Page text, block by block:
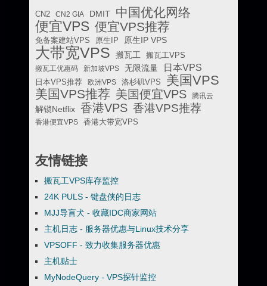
CN2 CN2 GIA DMIT 中国优化网络
便宜VPS 便宜VPS推荐
免备案建站VPS 原生IP 原生IP VPS
大带宽VPS 搬瓦工
搬瓦工VPS
搬瓦工优惠码
新加坡VPS 无限流量 日本VPS
日本VPS推荐 欧洲VPS 洛杉矶VPS 美国VPS
美国VPS推荐 美国便宜VPS 腾讯云
解锁Netflix 香港VPS 香港VPS推荐
香港便宜VPS 香港大带宽VPS
友情链接
搬瓦工VPS库存监控
24K PULS - 键盘侠的日志
MJJ导盲犬 - 收藏IDC商家网站
主机日志 - 服务器优惠与Linux技术分享
VPSOFF - 致力收集服务器优惠
主机贴士
MyNodeQuery - VPS探针监控